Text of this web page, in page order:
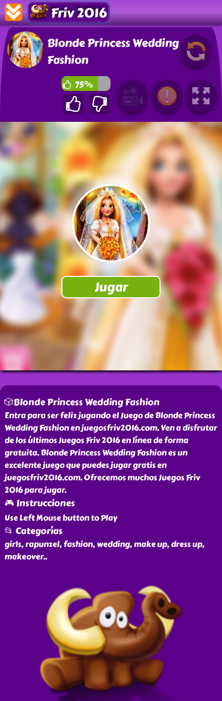
Friv 2016
Blonde Princess Wedding
Fashion
75%
🎲Blonde Princess Wedding Fashion
Entra para ser feliz jugando el Juego de Blonde Princess
Wedding Fashion en juegosfriv2016.com. Ven a disfrutar
de los últimos Juegos Friv 2016 en línea de forma
gratuita. Blonde Princess Wedding Fashion es un
excelente juego que puedes jugar gratis en
juegosfriv2016.com. Ofrecemos muchos Juegos Friv
2016 para jugar.
🎮 Instrucciones
Use Left Mouse button to Play
📂 Categorías
girls, rapunzel, fashion, wedding, make up, dress up,
makeover..